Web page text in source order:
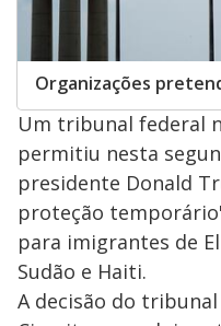
Organizações
Um tribunal federal
permitiu nesta
presidente Donald
proteção
para imigrantes de
Sudão e Haiti.
A decisão do tribunal